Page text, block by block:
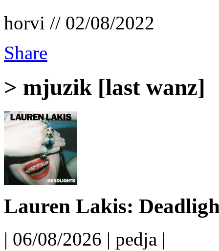
horvi // 02/08/2022
Share
> mjuzik [last wanz]
Lauren Lakis:
| 06/08/2026 | pedja |